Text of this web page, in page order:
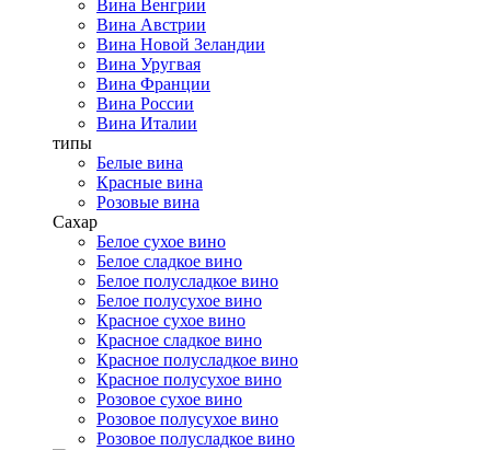
Вина Венгрии
Вина Австрии
Вина Новой Зеландии
Вина Уругвая
Вина Франции
Вина России
Вина Италии
типы
Белые вина
Красные вина
Розовые вина
Сахар
Белое сухое вино
Белое сладкое вино
Белое полусладкое вино
Белое полусухое вино
Красное сухое вино
Красное сладкое вино
Красное полусладкое вино
Красное полусухое вино
Розовое сухое вино
Розовое полусухое вино
Розовое полусладкое вино